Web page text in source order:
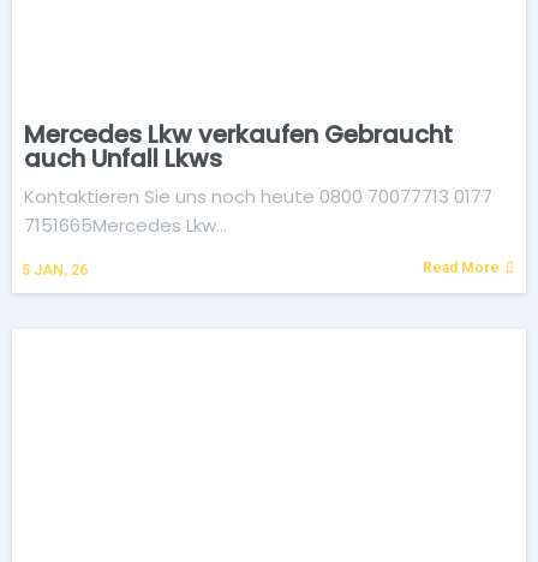
Mercedes Lkw verkaufen Gebraucht
auch Unfall Lkws
5 JAN, 26
Kontaktieren Sie uns noch heute 0800 70077713 0177
7151665Mercedes Lkw…
Read More